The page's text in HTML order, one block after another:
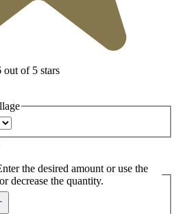
out of 5 stars
the desired amount or use the
decrease the quantity.